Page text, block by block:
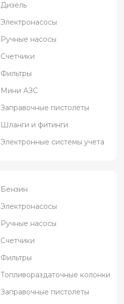
Дизель
Электронасосы
Ручные насосы
Счетчики
Фильтры
Мини АЗС
Заправочные пистолеты
Шланги и фитинги
Электронные системы учета
Бензин
Электронасосы
Ручные насосы
Счетчики
Фильтры
Топливораздаточные колонки
Заправочные пистолеты